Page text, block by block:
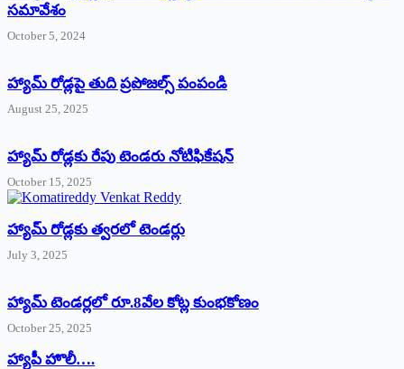
సమావేశం
October 5, 2024
హ్యామ్‌ రోడ్లపై తుది ప్రపోజల్స్‌ పంపండి
August 25, 2025
హ్యామ్‌ రోడ్లకు రేపు టెండరు నోటిఫికేషన్‌
October 15, 2025
హ్యామ్‌ రోడ్లకు త్వరలో టెండర్లు
July 3, 2025
హ్యామ్‌ ‌టెండర్లలో రూ.8వేల కోట్ల కుంభకోణం
October 25, 2025
హ్యాపీ హొలీ….